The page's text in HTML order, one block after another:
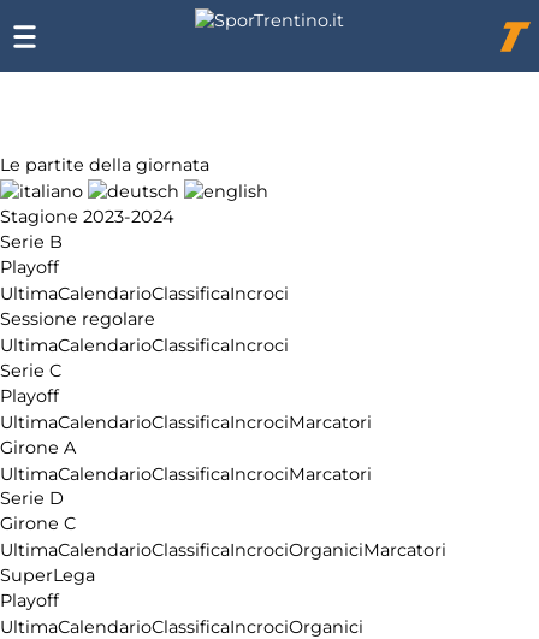
Le partite della giornata
Stagione 2023-2024
Serie B
Playoff
UltimaCalendarioClassificaIncroci
Sessione regolare
UltimaCalendarioClassificaIncroci
Serie C
Playoff
UltimaCalendarioClassificaIncrociMarcatori
Girone A
UltimaCalendarioClassificaIncrociMarcatori
Serie D
Girone C
UltimaCalendarioClassificaIncrociOrganiciMarcatori
SuperLega
Playoff
UltimaCalendarioClassificaIncrociOrganici
Chi
siamo
Affiliazione